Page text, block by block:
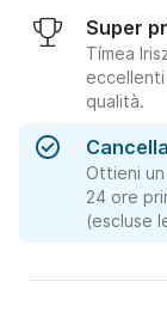
Super
Tímea
eccellenti
qualità.
Ottieni
24 ore
(escluse